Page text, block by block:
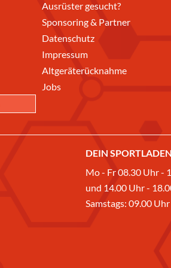
Ausrüster gesucht?
Sponsoring & Partner
Datenschutz
Impressum
Altgeräterücknahme
Jobs
DEIN
Mo - Fr 08.30 Uhr -
und 14.00 Uhr -
Samstags: 09.00